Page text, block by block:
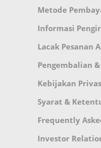
Metode
Informasi
Lacak Pesanan
Pengembalian
Kebijakan
Syarat &
Frequently
Investor